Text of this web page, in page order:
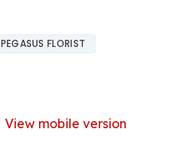
PEGASUS FLORIST
View mobile version